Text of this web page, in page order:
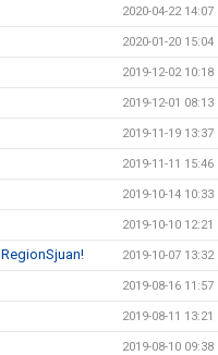
2020-04-22 14:07
2020-01-20 15:04
2019-12-02 10:18
2019-12-01 08:13
2019-11-19 13:37
2019-11-11 15:46
2019-10-14 10:33
2019-10-10 12:21
2019-10-07 13:32
2019-08-16 11:57
2019-08-11 13:21
2019-08-10 09:38